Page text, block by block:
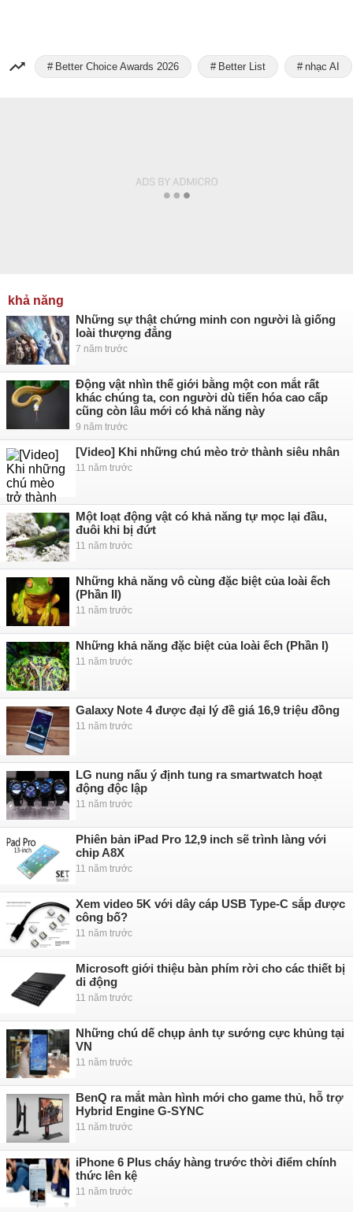
Better Choice Awards 2026 Better List nhạc AI
khả năng
Những sự thật chứng minh con người là giống
loài thượng đẳng
7 năm trước
Động vật nhìn thế giới bằng một con mắt rất
khác chúng ta, con người dù tiến hóa cao cấp
cũng còn lâu mới có khả năng này
9 năm trước
[Video] Khi những chú mèo trở thành siêu nhân
11 năm trước
Một loạt động vật có khả năng tự mọc lại đầu,
đuôi khi bị đứt
11 năm trước
Những khả năng vô cùng đặc biệt của loài ếch
(Phần II)
11 năm trước
Những khả năng đặc biệt của loài ếch (Phần I)
11 năm trước
Galaxy Note 4 được đại lý đề giá 16,9 triệu đồng
11 năm trước
LG nung nấu ý định tung ra smartwatch hoạt
động độc lập
11 năm trước
Phiên bản iPad Pro 12,9 inch sẽ trình làng với
chip A8X
11 năm trước
Xem video 5K với dây cáp USB Type-C sắp được
công bố?
11 năm trước
Microsoft giới thiệu bàn phím rời cho các thiết bị
di động
11 năm trước
Những chú dế chụp ảnh tự sướng cực khủng tại
VN
11 năm trước
BenQ ra mắt màn hình mới cho game thủ, hỗ trợ
Hybrid Engine G-SYNC
11 năm trước
iPhone 6 Plus cháy hàng trước thời điểm chính
thức lên kệ
11 năm trước